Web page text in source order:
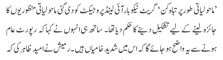
’ماحولیاتی طور پر تباہ کن‘ گریٹ نیکوبار آئی لینڈ پروجیکٹ کو دی گئی ماحولیاتی منظوریوں کا
جائزہ لینے کے لیے تشکیل دینے کا حکم دیا تھا۔ ساتھ ہی انہوں نے کہا کہ رپورٹ عام
ہونے سے یہ واضح ہو جائے گا کہ اس میں شدید خامیاں ہیں۔ رمیش نے امید ظاہر کی کہ